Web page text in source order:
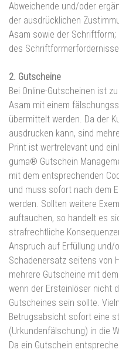
Abweichende und/oder
der ausdrücklichen
Asam sowie der
des
2. Gutscheine
Bei Online-Gutscheinen ist
Asam mit einem
übermittelt werden. Da der
ausdrucken kann, sind
Print ist wertrelevant und
guma® Gutschein
mit dem entsprechenden
und muss sofort nach dem
werden. Sollten weitere
auftauchen, so handelt es
strafrechtliche
Anspruch auf Erfüllung und/
Schadenersatz seitens von
mehrere Gutscheine mit
wenn der Ersteinlöser nicht
Gutscheines sein sollte.
Betrugsabsicht sofort eine
(Urkundenfälschung) in die
Da ein Gutschein